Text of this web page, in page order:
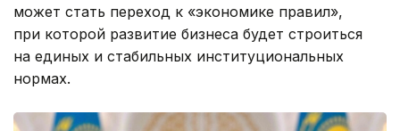
может стать переход к «экономике правил»,
при которой развитие бизнеса будет строиться
на единых и стабильных институциональных
нормах.